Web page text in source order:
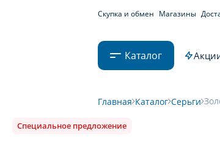
Скупка и обмен Магазины
Каталог
Главная Каталог Серьги
Специальное предложение